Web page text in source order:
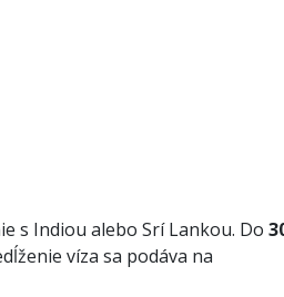
s Indiou alebo Srí Lankou. Do
víza sa podáva na